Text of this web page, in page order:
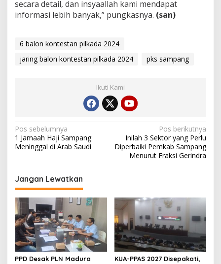
secara detail, dan insyaallah kami mendapat
informasi lebih banyak,” pungkasnya. (san)
6 balon kontestan pilkada 2024
jaring balon kontestan pilkada 2024
pks sampang
Ikuti Kami
Navigasi
pos
Pos sebelumnya
1 Jamaah Haji Sampang
Meninggal di Arab Saudi
Pos berikutnya
Inilah 3 Sektor yang Perlu
Diperbaiki Pemkab Sampang
Menurut Fraksi Gerindra
Jangan Lewatkan
PPD Desak PLN Madura
KUA-PPAS 2027 Disepakati,